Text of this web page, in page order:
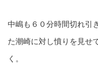
中嶋も６０分時間切れ引
た潮崎に対し憤りを見せ
く。